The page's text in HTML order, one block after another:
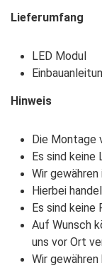
Lieferumfang
LED Modul
Hinweis
Die Montage
Es sind
Wir gewähren
Hierbei
Es sind keine
Auf Wunsch
uns vor Ort
Wir